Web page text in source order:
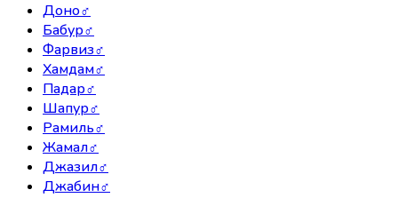
Доно♂
Бабур♂
Фарвиз♂
Хамдам♂
Падар♂
Шапур♂
Рамиль♂
Жамал♂
Джазил♂
Джабин♂